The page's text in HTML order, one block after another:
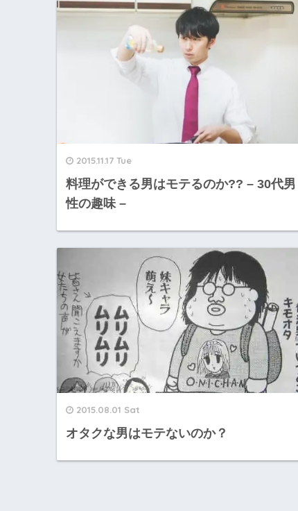
2015.11.17 Tue
料理ができる男はモテるのか?? – 30代男
性の趣味 –
2015.08.01 Sat
オタクな男はモテないのか？